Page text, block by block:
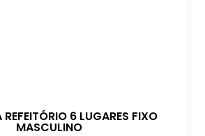
REFEITÓRIO 6 LUGARES FIXO
MASCULINO